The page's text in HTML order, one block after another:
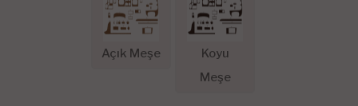
Açık Meşe
Koyu
Meşe